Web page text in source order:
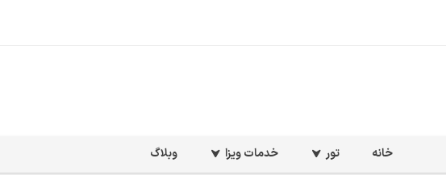
خانه تور خدمات ویزا وبلاگ